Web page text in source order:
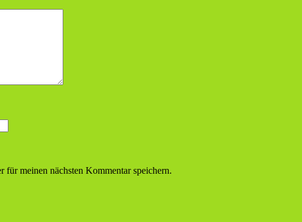
meinen nächsten Kommentar speichern.